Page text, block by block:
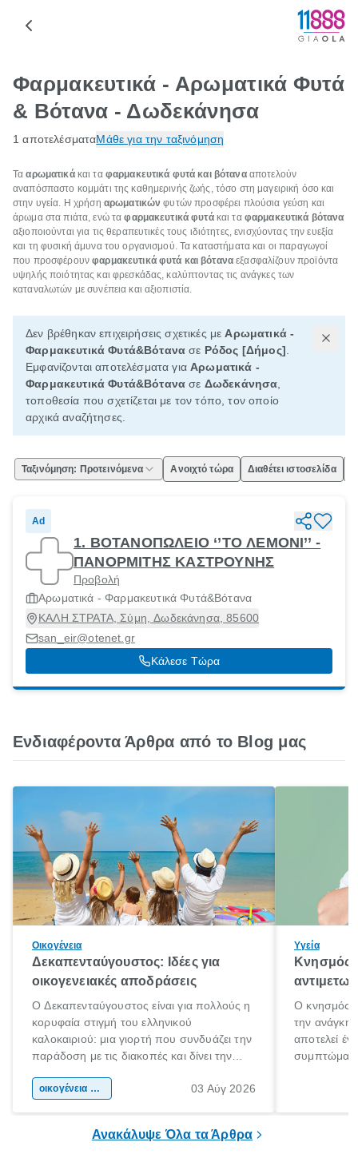
Φαρμακευτικά - Αρωματικά Φυτά
& Βότανα - Δωδεκάνησα
1 αποτελέσματαΜάθε για την ταξινόμηση
Τααρωματικάκαι τα φαρμακευτικά φυτά και βότανααποτελούν
αναπόσπαστο κομμάτι της καθημερινής ζωής, τόσο στη μαγειρική όσο και
στην υγεία. Η χρήση αρωματικών φυτών προσφέρει πλούσια γεύση και
άρωμα στα πιάτα, ενώ ταφαρμακευτικά φυτάκαι τα φαρμακευτικά βότανα
αξιοποιούνται για τις θεραπευτικές τους ιδιότητες, ενισχύοντας την ευεξία
και τη φυσική άμυνα του οργανισμού. Τα καταστήματα και οι παραγωγοί
που προσφέρουνφαρμακευτικά φυτά και βότανα εξασφαλίζουν προϊόντα
υψηλής ποιότητας και φρεσκάδας, καλύπτοντας τις ανάγκες των
καταναλωτών με συνέπεια και αξιοπιστία.
Δεν βρέθηκαν επιχειρήσεις σχετικές με Αρωματικά -
Φαρμακευτικά Φυτά&Βότανα σε Ρόδος [Δήμος]
Εμφανίζονται αποτελέσματα για Αρωματικά -
Φαρμακευτικά Φυτά&Βότανα σε Δωδεκάνησα
τοποθεσία που σχετίζεται με τον τόπο, τον οποίο
αρχικά αναζήτησες.
Ταξινόμηση: Προτεινόμενα Ανοιχτό τώρα Διαθέτει ιστοσελίδα
Ad
1. ΒΟΤΑΝΟΠΩΛΕΙΟ ‘’ΤΟ ΛΕΜΟΝΙ’’ -
ΠΑΝΟΡΜΙΤΗΣ ΚΑΣΤΡΟΥΝΗΣ
Προβολή
Αρωματικά - Φαρμακευτικά Φυτά&Βότανα
ΚΑΛΗ ΣΤΡΑΤΑ, Σύμη, Δωδεκάνησα, 85600
san_eir@otenet.gr
Κάλεσε Τώρα
Ενδιαφέροντα Άρθρα από το Blog μας
Οικογένεια
Δεκαπενταύγουστος: Ιδέες για
οικογενειακές αποδράσεις
Ο Δεκαπενταύγουστος είναι για πολλούς η
κορυφαία στιγμή του ελληνικού
καλοκαιριού: μια γιορτή που συνδυάζει την
παράδοση με τις διακοπές και δίνει την
χώρας. Είτε πρόκειται για λίγες μέρες
οικογένεια & παιδί 03 Αύγ 2026
Υγεία
Κνησμός:
Ο κνησμός
την ανάγκη
αποτελεί
Ανακάλυψε Όλα τα Άρθρα